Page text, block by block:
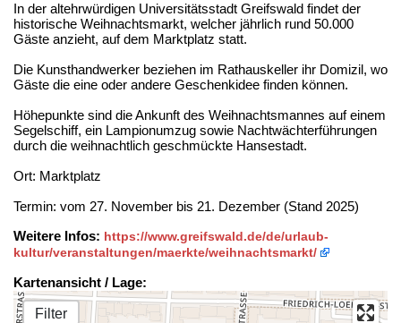
In der altehrwürdigen Universitätsstadt Greifswald findet der
historische Weihnachtsmarkt, welcher jährlich rund 50.000
Gäste anzieht, auf dem Marktplatz statt.
Die Kunsthandwerker beziehen im Rathauskeller ihr Domizil, wo
Gäste die eine oder andere Geschenkidee finden können.
Höhepunkte sind die Ankunft des Weihnachtsmannes auf einem
Segelschiff, ein Lampionumzug sowie Nachtwächterführungen
durch die weihnachtlich geschmückte Hansestadt.
Ort: Marktplatz
Termin: vom 27. November bis 21. Dezember (Stand 2025)
Weitere Infos: https://www.greifswald.de/de/urlaub-
kultur/veranstaltungen/maerkte/weihnachtsmarkt/
Kartenansicht / Lage:
Filter